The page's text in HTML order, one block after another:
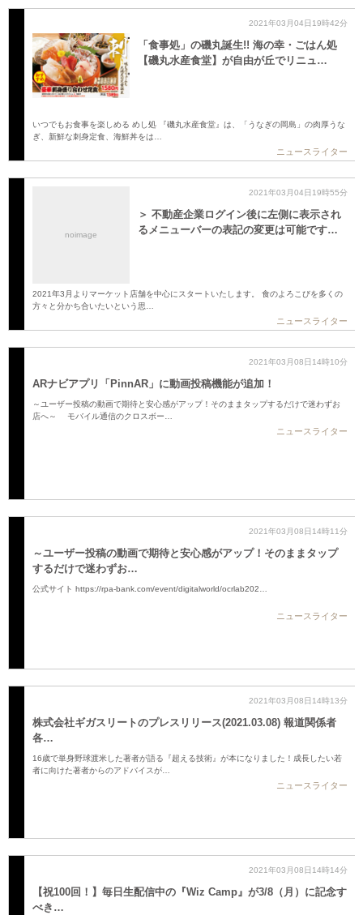
2021年03月04日19時42分
「食事処」の磯丸誕生!! 海の幸・ごはん処
【磯丸水産食堂】が自由が丘でリニュ…
いつでもお食事を楽しめる めし処 『磯丸水産食堂』は、「うなぎの岡島」の肉厚うな
ぎ、新鮮な刺身定食、海鮮丼をは…
ニュースライター
noimage
2021年03月04日19時55分
＞ 不動産企業ログイン後に左側に表示され
るメニューバーの表記の変更は可能です…
2021年3月よりマーケット店舗を中心にスタートいたします。 食のよろこびを多くの
方々と分かち合いたいという思…
ニュースライター
2021年03月08日14時10分
ARナビアプリ「PinnAR」に動画投稿機能が追加！
～ユーザー投稿の動画で期待と安心感がアップ！そのままタップするだけで迷わずお
店へ～ モバイル通信のクロスボー…
ニュースライター
2021年03月08日14時11分
～ユーザー投稿の動画で期待と安心感がアップ！そのままタップ
するだけで迷わずお…
公式サイト https://rpa-bank.com/event/digitalworld/ocrlab202…
ニュースライター
2021年03月08日14時13分
株式会社ギガスリートのプレスリリース(2021.03.08) 報道関係者
各…
16歳で単身野球渡米した著者が語る『超える技術』が本になりました！成長したい若
者に向けた著者からのアドバイスが…
ニュースライター
2021年03月08日14時14分
【祝100回！】毎日生配信中の『Wiz Camp』が3/8（月）に記念す
べき…